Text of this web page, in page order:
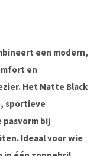
een modern,
en
Het Matte Black
sportieve
bij
Ideaal voor wie